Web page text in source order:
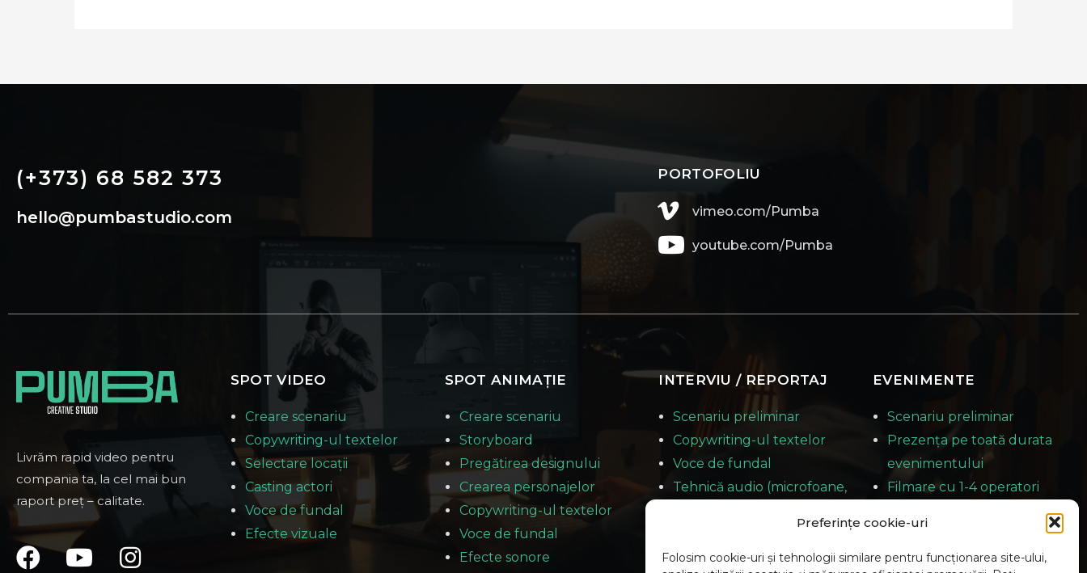
Preferințe cookie-uri
Folosim cookie-uri și tehnologii similare pentru funcționarea site-ului,
(+373) 68 582 373
hello@pumbastudio.com
PORTOFOLIU
vimeo.com/Pumba
youtube.com/Pumba
Livrăm rapid video pentru
compania ta, la cel mai bun
raport preț – calitate.
SPOT VIDEO
Creare scenariu
Copywriting-ul textelor
Selectare locații
Casting actori
Voce de fundal
Efecte vizuale
SPOT ANIMAȚIE
Creare scenariu
Storyboard
Pregătirea designului
Crearea personajelor
Copywriting-ul textelor
Voce de fundal
Efecte sonore
INTERVIU / REPORTAJ
Scenariu preliminar
Copywriting-ul textelor
Voce de fundal
Tehnică audio (microfoane,
eveniment
EVENIMENTE
Scenariu preliminar
Prezența pe toată durata
evenimentului
Filmare cu 1-4 operatori
Material predat în decurs